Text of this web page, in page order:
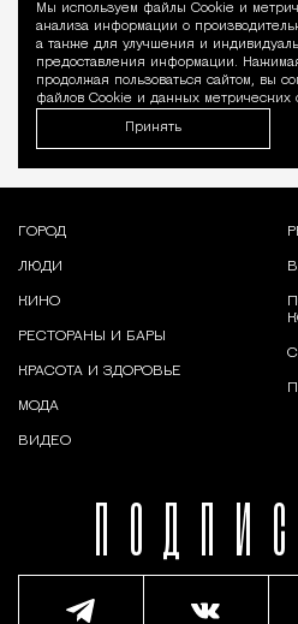
Мы используем файлы Сookie и
анализа информации о
а также для улучшения и
предоставления информации.
продолжая пользоваться сайтом, вы
файлов Cookie и данных метрических
Принять
ГОРОД
ЛЮДИ
КИНО
РЕСТОРАНЫ И БАРЫ
КРАСОТА И ЗДОРОВЬЕ
МОДА
ВИДЕО